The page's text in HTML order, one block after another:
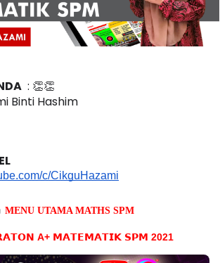
: 👏👏
Binti Hashim
c/CikguHazami
MENU UTAMA MATHS SPM
A+ 𝗠𝗔𝗧𝗘𝗠𝗔𝗧𝗜𝗞𝗦𝗣𝗠 2021